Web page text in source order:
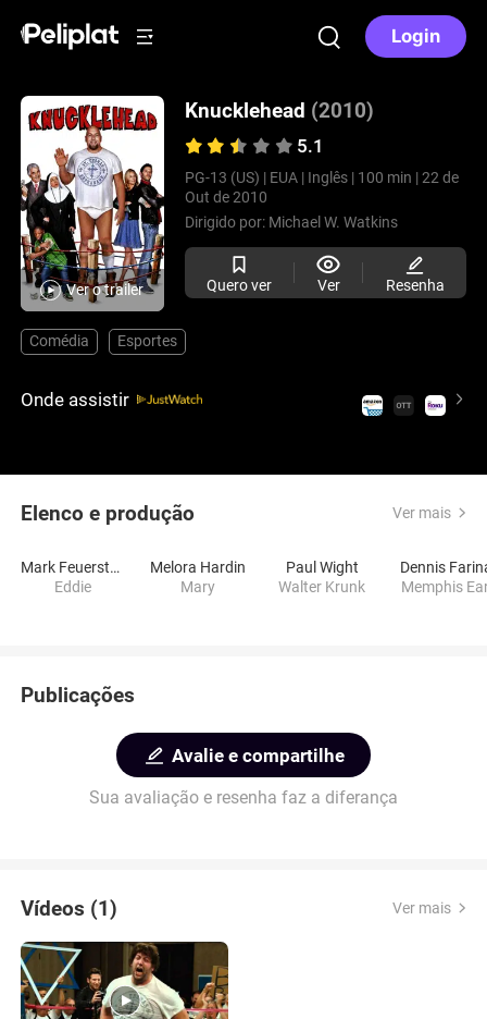
Login
Ver o trailer
Knucklehead (2010)
5.1
PG-13 (US) | EUA | Inglês | 100 min | 22 de
Out de 2010
Dirigido por: Michael W. Watkins
Quero ver Ver Resenha
Comédia Esportes
Onde assistir
Elenco e produção Ver mais
Mark Feuerstein
Eddie
Melora Hardin
Mary
Paul Wight
Walter Krunk
Dennis
Memphis
Publicações
Avalie e compartilhe
Sua avaliação e resenha faz a diferança
Vídeos (1) Ver mais